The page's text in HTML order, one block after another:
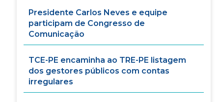
Presidente Carlos Neves e equipe
participam de Congresso de
Comunicação
TCE-PE encaminha ao TRE-PE listagem
dos gestores públicos com contas
irregulares